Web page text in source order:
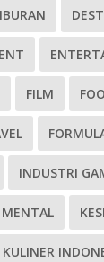
FILM
INDUSTRI
KULINER